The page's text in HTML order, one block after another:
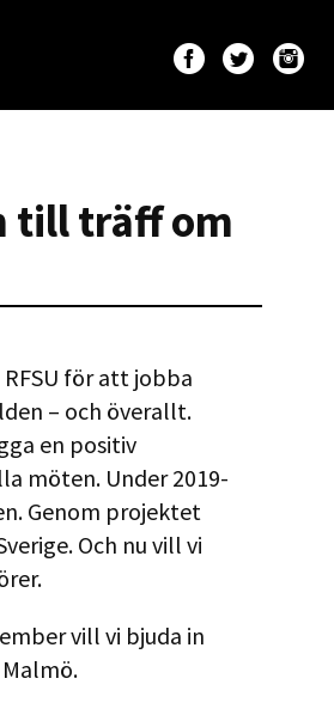
till träff om
för att jobba
– och överallt.
en positiv
möten. Under 2019-
Genom projektet
Och nu vill vi
vill vi bjuda in